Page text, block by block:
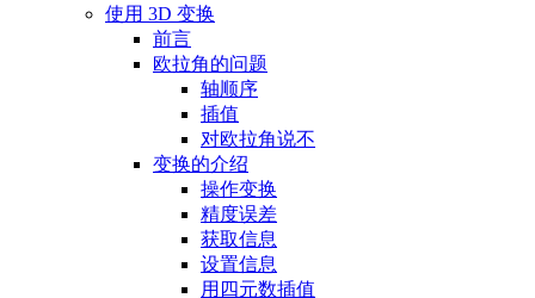
使用 3D 变换
前言
欧拉角的问题
轴顺序
插值
对欧拉角说不
变换的介绍
操作变换
精度误差
获取信息
设置信息
用四元数插值